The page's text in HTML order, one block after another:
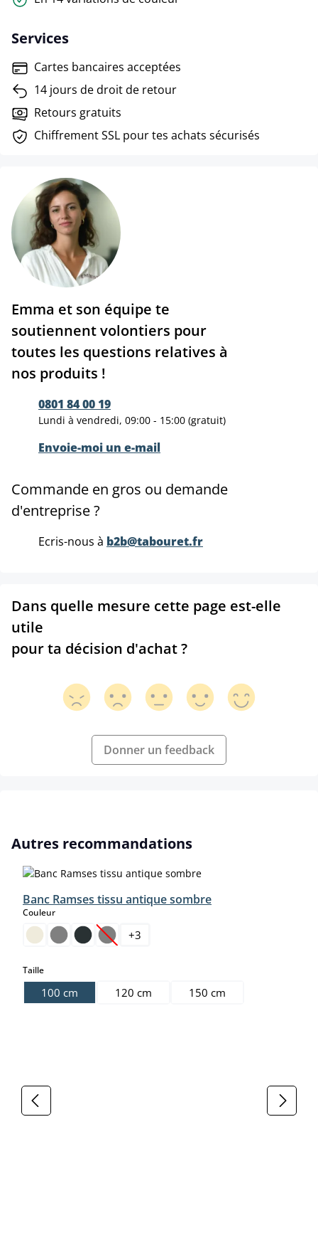
Services
Cartes bancaires acceptées
14 jours de droit de retour
Retours gratuits
Chiffrement SSL pour tes achats sécurisés
Emma et son équipe te
soutiennent volontiers pour
toutes les questions relatives à
nos produits !
0801 84 00 19
Lundi à vendredi, 09:00 - 15:00 (gratuit)
Envoie-moi un e-mail
Commande en gros ou demande
d'entreprise ?
Ecris-nous à b2b@tabouret.fr
Dans quelle mesure cette page est-elle
utile
pour ta décision d'achat ?
Donner un feedback
Ignorer la galerie de produits
Autres recommandations
Banc Ramses tissu antique sombre
Couleurselect
(Cette option n'est pas disponible pour le
+3
Tailleselect
100 cm 120 cm 150 cm